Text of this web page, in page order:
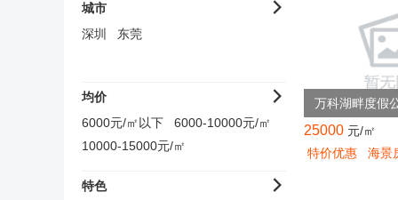
城市
深圳 东莞
均价
6000元/㎡以下
6000-10000元/㎡
10000-15000元/㎡
20000元/㎡以上
特色
万科湖畔度假
25000 元/㎡
特价优惠
海景